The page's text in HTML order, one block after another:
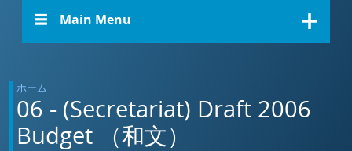
☰ Main Menu
ホーム
06 - (Secretariat) Draft 2006
Budget （和文）